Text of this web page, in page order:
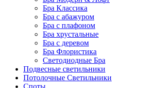
Бра Классика
Бра с абажуром
Бра с плафоном
Бра хрустальные
Бра с деревом
Бра Флористика
Светодиодные Бра
Подвесные светильники
Потолочные Светильники
Споты